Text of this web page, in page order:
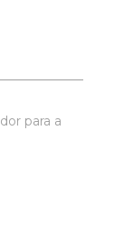
para a